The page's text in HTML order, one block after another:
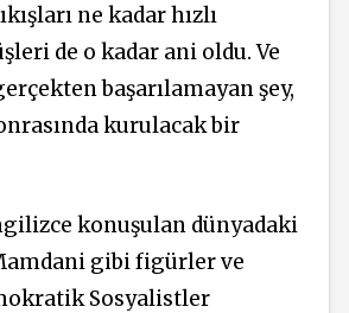
ne kadar hızlı
de o kadar ani oldu. Ve
başarılamayan şey,
kurulacak bir
konuşulan dünyadaki
gibi figürler ve
Sosyalistler